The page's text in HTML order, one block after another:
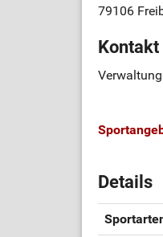
79106
Kontakt
Details